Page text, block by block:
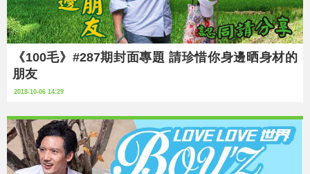
《100毛》#287期封面專題 請珍惜你身邊晒身材的
朋友
2018-10-06 14:29